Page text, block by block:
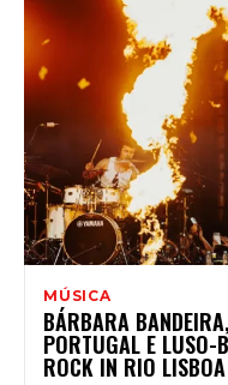
MÚSICA
BÁRBARA
PORTUGAL E LUSO-
ROCK IN RIO LISBOA